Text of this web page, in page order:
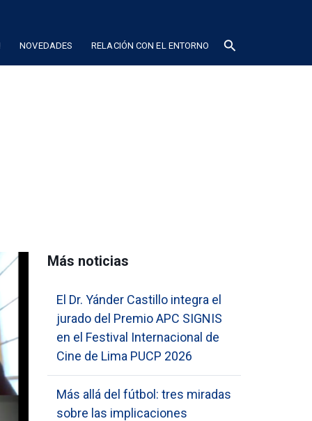
NOVEDADES RELACIÓN CON EL ENTORNO search
Más noticias
El Dr. Yánder Castillo integra el
jurado del Premio APC SIGNIS
en el Festival Internacional de
Cine de Lima PUCP 2026
Más allá del fútbol: tres miradas
sobre las implicaciones